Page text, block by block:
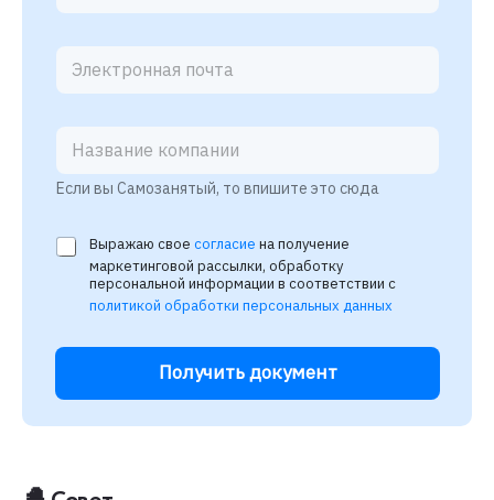
м
р
е
о
*
Если вы Самозанятый, то впишите это сюда
* Выражаю свое согласие на получение
маркетинговой рассылки, обработку
персональной информации в соответствии с
политикой обработки персональных данных
Получить документ